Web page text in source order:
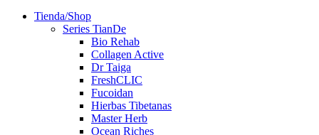
Tienda/Shop
Series TianDe
Bio Rehab
Collagen Active
Dr Taiga
FreshCLIC
Fucoidan
Hierbas Tibetanas
Master Herb
Ocean Riches